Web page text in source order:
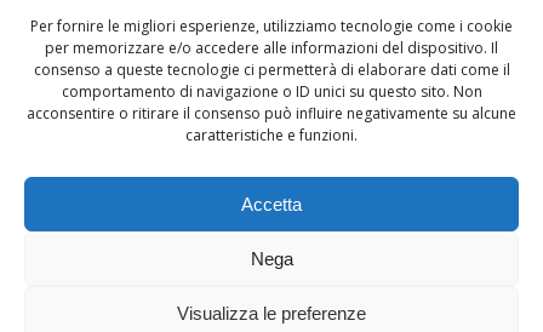
Per fornire le migliori esperienze, utilizziamo tecnologie come i cookie
per memorizzare e/o accedere alle informazioni del dispositivo. Il
consenso a queste tecnologie ci permetterà di elaborare dati come il
comportamento di navigazione o ID unici su questo sito. Non
acconsentire o ritirare il consenso può influire negativamente su alcune
caratteristiche e funzioni.
Accetta
Nega
Visualizza le preferenze
Commenti recenti
Nessun commento da mostrare.
Nessun archivio da mostrare.
Categorie
Nessuna categoria